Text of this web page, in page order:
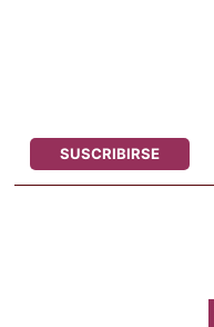
SUSCRIBIRSE